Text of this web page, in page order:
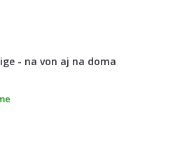
- na von aj na doma